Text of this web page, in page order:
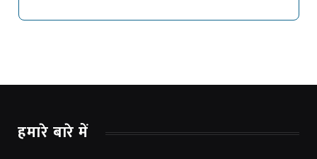
हमारे बारे में